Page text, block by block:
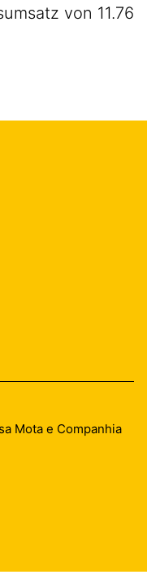
von 11.76
Mota e Companhia